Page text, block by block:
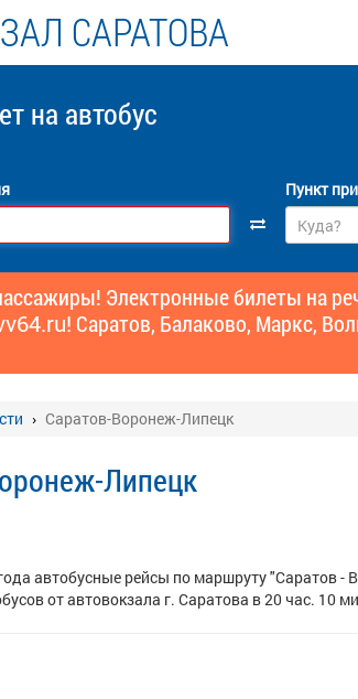
САРАТОВА
на автобус
Пункт
Электронные билеты на
Саратов, Балаково, Маркс,
Саратов-Воронеж-Липецк
Липецк
автобусные рейсы по маршруту "Саратов -
от автовокзала г. Саратова в 20 час. 10